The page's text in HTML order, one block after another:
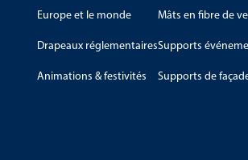
Europe et le monde
Drapeaux réglementaires
Animations & festivités
Mâts en fibre de
Supports
Supports de